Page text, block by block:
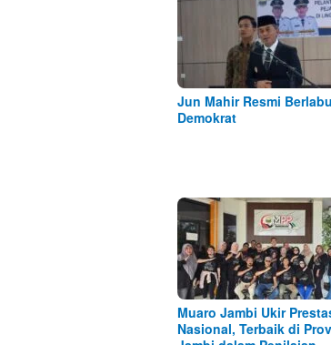
Jun Mahir Resmi
Demokrat
Muaro Jambi Ukir
Nasional, Terbaik di